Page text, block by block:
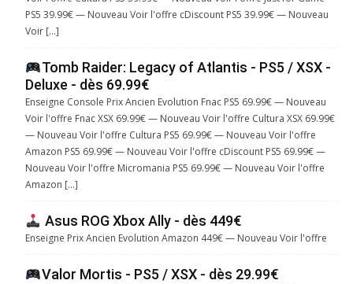
PS5 39.99€ — Nouveau Voir l'offre cDiscount PS5 39.99€ — Nouveau
Voir […]
Tomb Raider: Legacy of Atlantis - PS5 / XSX -
Deluxe - dès 69.99€
Enseigne Console Prix Ancien Evolution Fnac PS5 69.99€ — Nouveau
Voir l'offre Fnac XSX 69.99€ — Nouveau Voir l'offre Cultura XSX 69.99€
— Nouveau Voir l'offre Cultura PS5 69.99€ — Nouveau Voir l'offre
Amazon PS5 69.99€ — Nouveau Voir l'offre cDiscount PS5 69.99€ —
Nouveau Voir l'offre Micromania PS5 69.99€ — Nouveau Voir l'offre
Amazon […]
Asus ROG Xbox Ally - dès 449€
Enseigne Prix Ancien Evolution Amazon 449€ — Nouveau Voir l'offre
Valor Mortis - PS5 / XSX - dès 29.99€